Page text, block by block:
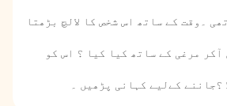
۔وقت کے ساتھ اس شخص کا لالچ بڑھتا
آکر مرغی کے ساتھ کیا کیا ؟ اس کو
؟جاننے کےلیے کہانی پڑھیں ۔